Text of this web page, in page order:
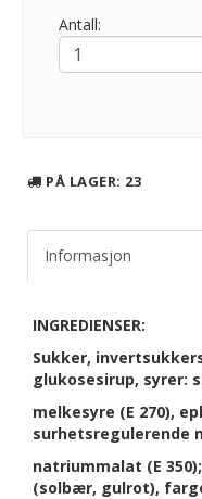
Antall:
PÅ LAGER: 23
Informasjon
INGREDIENSER:
Sukker,
glukosesirup, syrer:
melkesyre (E 270),
surhetsregulerende
natriummalat (E
(solbær, gulrot),